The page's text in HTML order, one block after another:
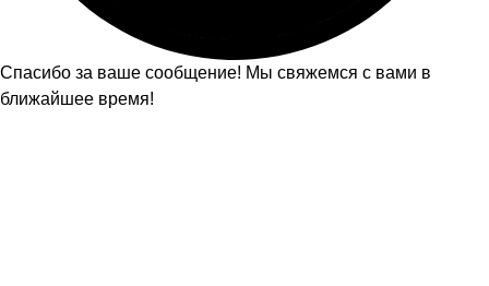
Спасибо за ваше сообщение! Мы свяжемся с вами в
ближайшее время!